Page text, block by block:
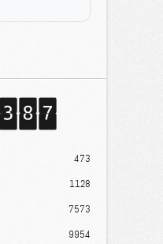
473
1128
7573
9954